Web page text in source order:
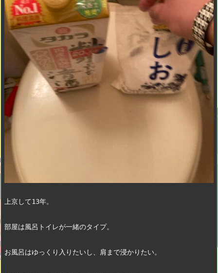
上京して13年。
部屋は風呂トイレが一緒のタイプ。
お風呂はゆっくり入りたいし、肩まで浸かりたい。